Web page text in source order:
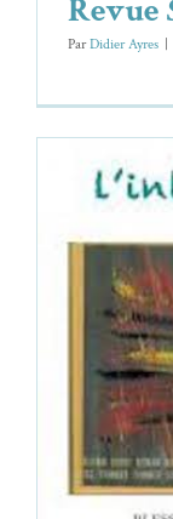
Revue
ParDidier Ayres